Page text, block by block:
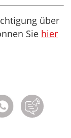
über
Sie hier